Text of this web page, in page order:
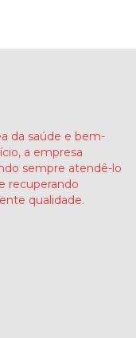
da saúde e bem-
a empresa
sempre atendê-lo
recuperando
qualidade.